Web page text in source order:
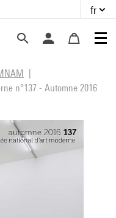
fr
n°137 - Automne 2016